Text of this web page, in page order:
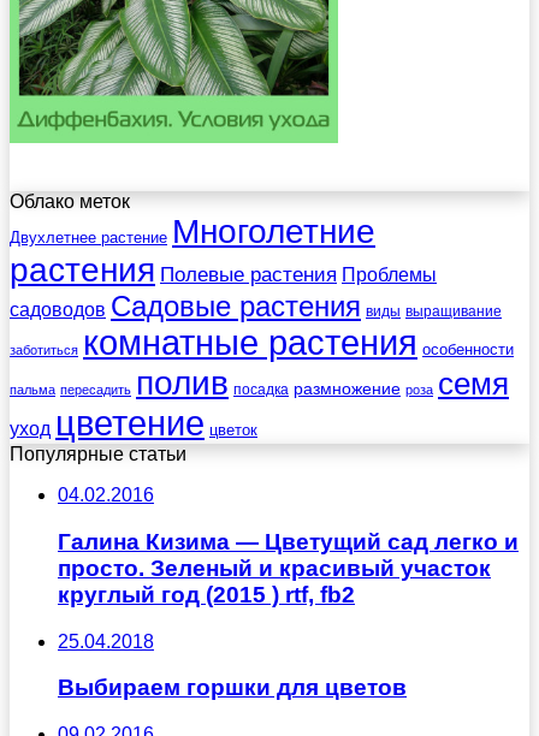
Облако меток
Двухлетнее растение Многолетние
растения Полевые растения Проблемы
садоводов Садовые растения виды выращивание
заботиться комнатные растения особенности
пальма пересадить полив посадка размножение роза семя
уход цветение цветок
Популярные статьи
04.02.2016
Галина Кизима — Цветущий сад легко и
просто. Зеленый и красивый участок
круглый год (2015 ) rtf, fb2
25.04.2018
Выбираем горшки для цветов